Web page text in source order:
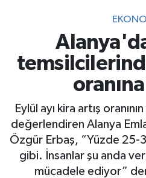
Eylül ayı kira artış
değerlendiren Alanya
Özgür Erbaş, “Yüzde 25-
gibi. İnsanlar şu anda
mücadele ediyor”
Diğer
Dünya
Gizlilik İlkeleri - Privacy
Güncel
Haber Arşivi